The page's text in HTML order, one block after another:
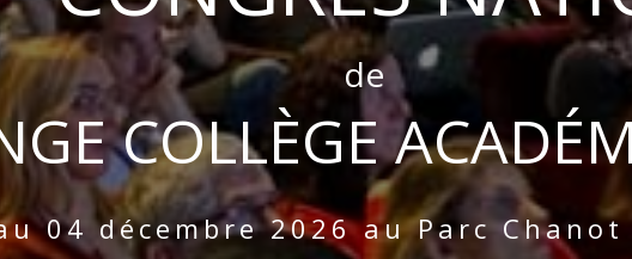
04 décembre 2026 au Parc
de
COLLÈGE